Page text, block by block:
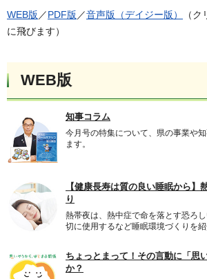
WEB版 ／PDF版 ／音声版（デイジー版）
（
に飛びます）
WEB版
知事コラム
今月号の特集について、県の事業や
ます。
【健康長寿は質の良い睡眠から】
り
熱帯夜は、熱中症で命を落とす恐ろ
切に使用するなど睡眠環境づくりを紹
ちょっとまって！その言動に「思
か？